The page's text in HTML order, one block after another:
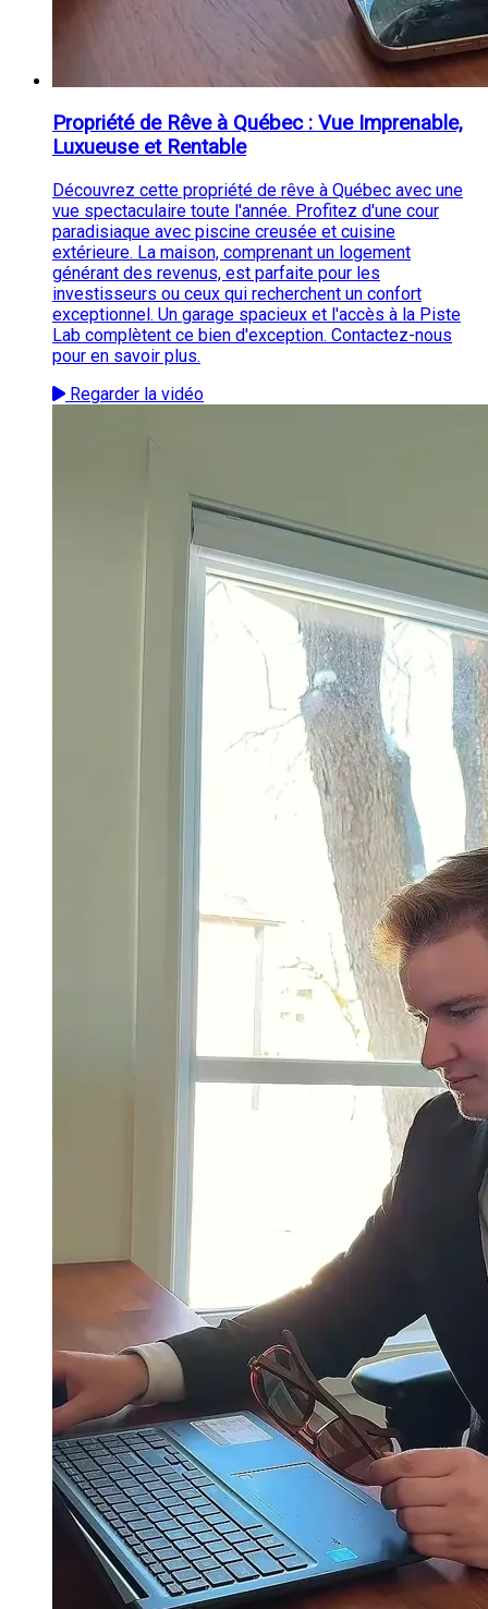
Propriété de Rêve à Québec : Vue Imprenable,
Luxueuse et Rentable
Découvrez cette propriété de rêve à Québec avec une
vue spectaculaire toute l'année. Profitez d'une cour
paradisiaque avec piscine creusée et cuisine
extérieure. La maison, comprenant un logement
générant des revenus, est parfaite pour les
investisseurs ou ceux qui recherchent un confort
exceptionnel. Un garage spacieux et l'accès à la Piste
Lab complètent ce bien d'exception. Contactez-nous
pour en savoir plus.
Regarder la vidéo